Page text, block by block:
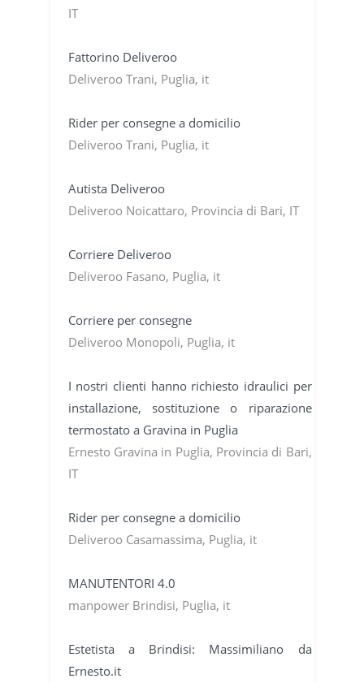
IT
Fattorino Deliveroo
Deliveroo Trani, Puglia, it
Rider per consegne a domicilio
Deliveroo Trani, Puglia, it
Autista Deliveroo
Deliveroo Noicattaro, Provincia di Bari, IT
Corriere Deliveroo
Deliveroo Fasano, Puglia, it
Corriere per consegne
Deliveroo Monopoli, Puglia, it
I nostri clienti hanno richiesto idraulici per
installazione, sostituzione o riparazione
termostato a Gravina in Puglia
Ernesto Gravina in Puglia, Provincia di Bari,
IT
Rider per consegne a domicilio
Deliveroo Casamassima, Puglia, it
MANUTENTORI 4.0
manpower Brindisi, Puglia, it
Estetista a Brindisi: Massimiliano da
Ernesto.it